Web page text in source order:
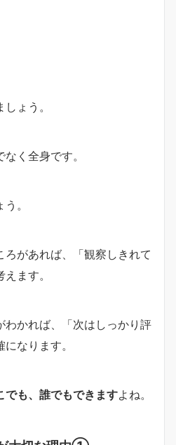
しょう。
く全身です。
。
があれば、「観察しきれて
ます。
わかれば、「次はしっかり評
なります。
でも、誰でもできますよね。